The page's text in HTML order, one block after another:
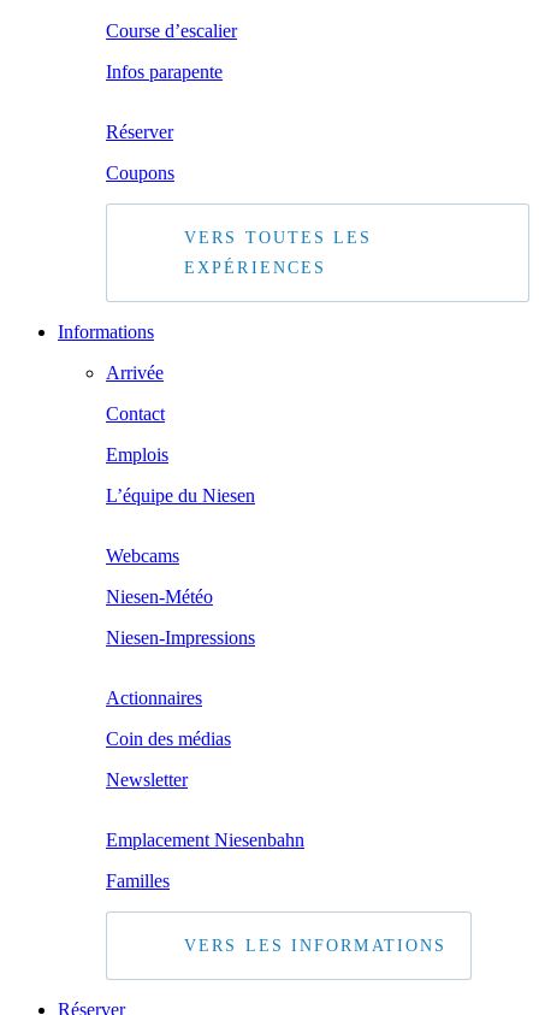
Course d’escalier
Infos parapente
Réserver
Coupons
VERS TOUTES LES
EXPÉRIENCES
Informations
Arrivée
Contact
Emplois
L’équipe du Niesen
Webcams
Niesen-Météo
Niesen-Impressions
Actionnaires
Coin des médias
Newsletter
Emplacement Niesenbahn
Familles
VERS LES INFORMATIONS
Réserver